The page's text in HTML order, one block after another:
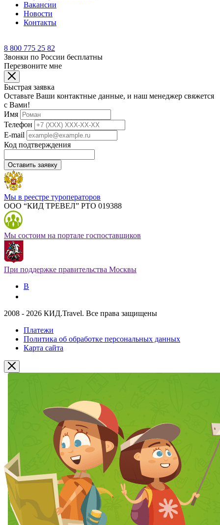
Вакансии
Новости
Контакты
8 800 775 25 82
Звонки по России бесплатны
Перезвоните мне
Быстрая заявка
Оставьте Ваши контактные данные, и наш менеджер свяжется
с Вами!
Имя
Телефон
E-mail
Код подтверждения
Оставить заявку
Мы в реестре туроператоров
ООО “КИД ТРЕВЕЛ” РТО 019388
Мы состоим на портале госпоставщиков
При поддержке правительства Москвы
В
2008 - 2026 КИД.Travel. Все права защищены
Платежи
Политика об обработке персональных данных
Карта сайта